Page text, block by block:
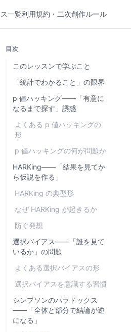
一覧利用規約・二次創作ルール
目次
このレッスンで学ぶこと
「統計でわかること」の限界
p 値ハッキング——「有意に
なるまで探す」誘惑
よくある p 値ハッキングの
形
p 値ハッキングの何が問題か
HARKing——「結果を見てか
ら仮説を作る」
HARKing の典型形
なぜ HARKing が起きるか
防ぐ発想
選択バイアス——「誰を見て
いるか」の問題
よくある選択バイアスの形
選択バイアスを意識する習慣
シンプソンのパラドックス
——「全体と部分で結論が逆
になる」